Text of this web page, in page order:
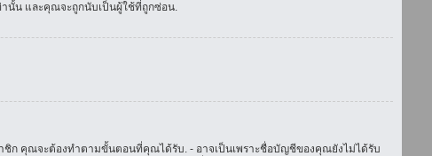
นั้น และคุณจะถูกนับเป็นผู้ใช้ที่ถูกซ่อน.
ก คุณจะต้องทำตามขั้นตอนที่คุณได้รับ. - อาจเป็นเพราะชื่อบัญชีของคุณยังไม่ได้รับ